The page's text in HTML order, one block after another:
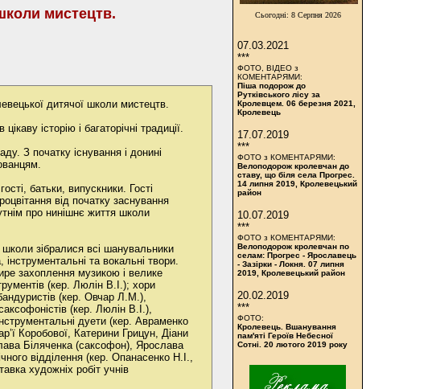
Сьогодні: 8 Серпня 2026
07.03.2021
***
ФОТО, ВІДЕО з
КОМЕНТАРЯМИ:
Піша подорож до
Рутківського лісу за
Кролевцем. 06 березня 2021,
Кролевець
17.07.2019
***
ФОТО з КОМЕНТАРЯМИ:
Велоподорож кролевчан до
ставу, що біля села Прогрес.
14 липня 2019, Кролевецький
район
10.07.2019
***
ФОТО з КОМЕНТАРЯМИ:
Велоподорож кролевчан по
селам: Прогрес - Ярославець
- Зазірки - Локня. 07 липня
2019, Кролевецький район
20.02.2019
***
ФОТО:
Кролевець. Вшанування
пам'яті Героїв Небесної
Сотні. 20 лютого 2019 року
мистецтв.
дитячої школи мистецтв.
історію і багаторічні традиції.
З початку існування і донині
батьки, випускники. Гості
від початку заснування
про нинішнє життя школи
зібралися всі шанувальники
та вокальні твори.
захоплення музикою і велике
(кер. Люлін В.І.); хори
(кер. Овчар Л.М.),
(кер. Люлін В.І.),
дуети (кер. Авраменко
Коробової, Катерини Грицун, Діани
Біляченка (саксофон), Ярослава
відділення (кер. Опанасенко Н.І.,
художніх робіт учнів